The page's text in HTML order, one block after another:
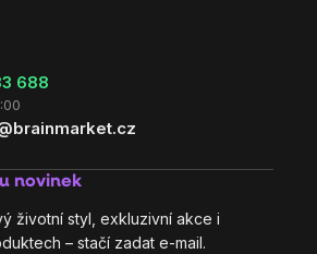
688
novinek
životní styl, exkluzivní akce i
– stačí zadat e-mail.